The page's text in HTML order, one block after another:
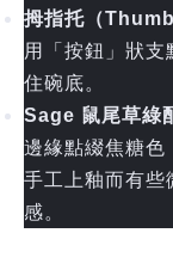
拇指托（
用「按鈕」狀
住碗底。
Sage 鼠尾草綠
邊緣點綴焦糖
手工上釉而有些
感。